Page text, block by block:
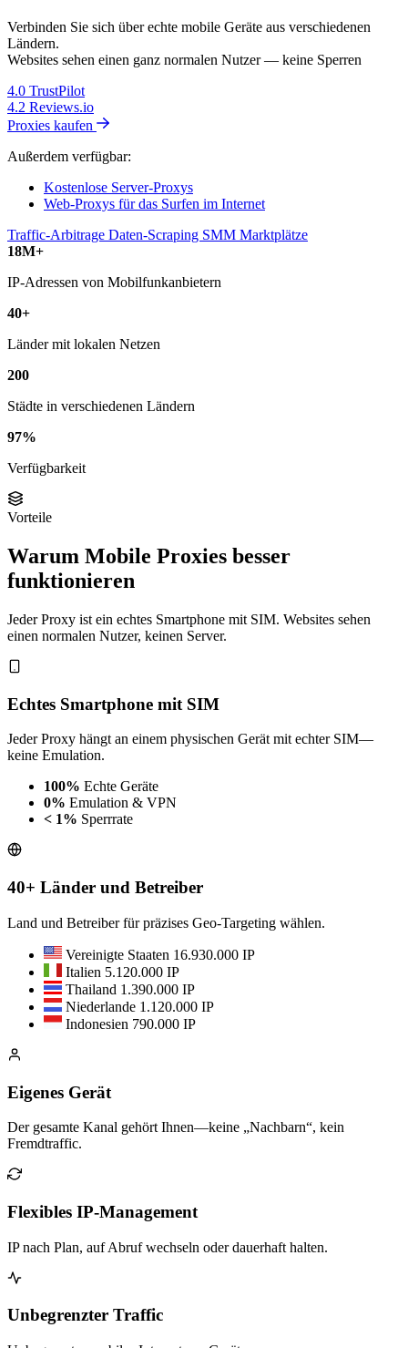
Verbinden Sie sich über echte mobile Geräte aus verschiedenen
Ländern.
Websites sehen einen ganz normalen Nutzer — keine Sperren
4.0 TrustPilot
4.2 Reviews.io
Proxies kaufen
Außerdem verfügbar:
Kostenlose Server-Proxys
Web-Proxys für das Surfen im Internet
Traffic-Arbitrage Daten-Scraping SMM Marktplätze
18M+
IP-Adressen von Mobilfunkanbietern
40+
Länder mit lokalen Netzen
200
Städte in verschiedenen Ländern
97%
Verfügbarkeit
Vorteile
Warum Mobile Proxies besser
funktionieren
Jeder Proxy ist ein echtes Smartphone mit SIM. Websites sehen
einen normalen Nutzer, keinen Server.
Echtes Smartphone mit SIM
Jeder Proxy hängt an einem physischen Gerät mit echter SIM—
keine Emulation.
100% Echte Geräte
0% Emulation & VPN
< 1% Sperrrate
40+ Länder und Betreiber
Land und Betreiber für präzises Geo-Targeting wählen.
Vereinigte Staaten 16.930.000 IP
Italien 5.120.000 IP
Thailand 1.390.000 IP
Niederlande 1.120.000 IP
Indonesien 790.000 IP
Eigenes Gerät
Der gesamte Kanal gehört Ihnen—keine „Nachbarn“, kein
Fremdtraffic.
Flexibles IP-Management
IP nach Plan, auf Abruf wechseln oder dauerhaft halten.
Unbegrenzter Traffic